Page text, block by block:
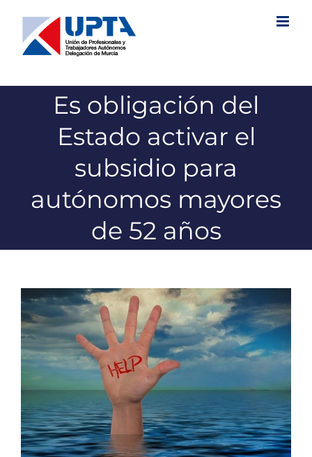
contenido
Es obligación del
Estado activar el
subsidio para
autónomos mayores
de 52 años
Ver
imagen
más
grande